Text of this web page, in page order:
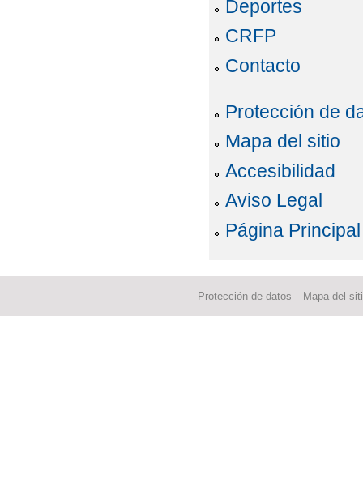
Deportes
CRFP
Contacto
Protección de
Mapa del sitio
Accesibilidad
Aviso Legal
Página Principal
Protección de datos Mapa del